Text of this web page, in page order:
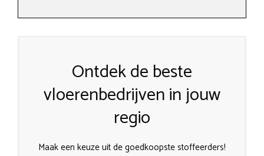
Ontdek de beste
vloerenbedrijven in jouw
regio
Maak een keuze uit de goedkoopste stoffeerders!